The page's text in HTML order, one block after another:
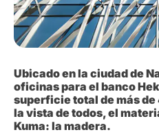
Ubicado en la ciudad de
oficinas para el banco
superficie total de más de
la vista de todos, el
Kuma: la madera.